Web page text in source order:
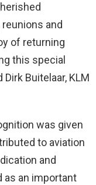
and
of returning
this special
Buitelaar, KLM
was given
to aviation
and
as an important